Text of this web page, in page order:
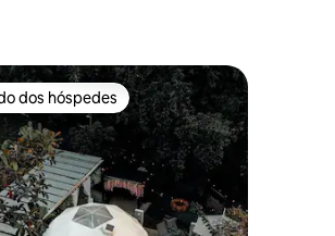
dos hóspedes
dos hóspedes